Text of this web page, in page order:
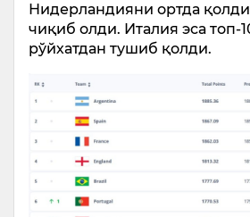
Нидерландияни ортда
чиқиб олди. Италия эса топ-
рўйхатдан тушиб қолди.